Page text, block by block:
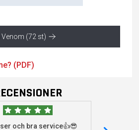
(72 st)
(PDF)
och bra service👍😎